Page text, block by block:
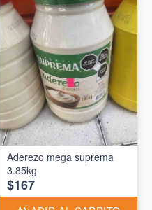
Aderezo mega suprema
3.85kg
$167